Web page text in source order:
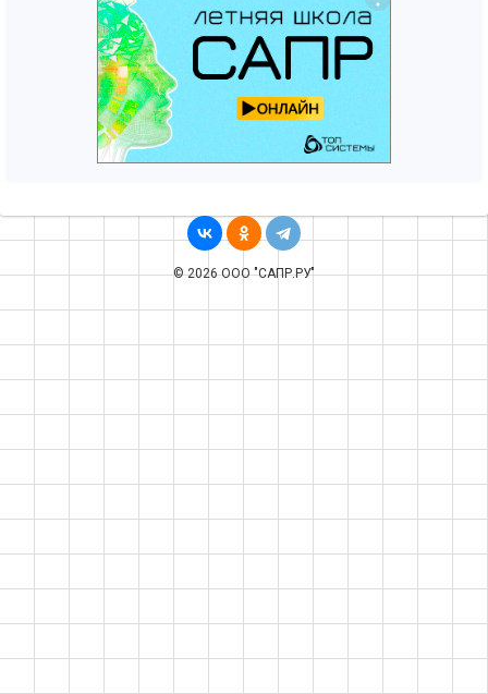
© 2026 ООО "САПР.РУ"